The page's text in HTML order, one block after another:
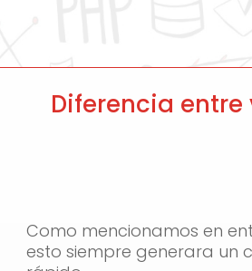
Diferencia
Como mencionamos en
esto siempre generara un